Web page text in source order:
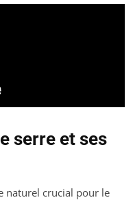
serre et ses
naturel crucial pour le